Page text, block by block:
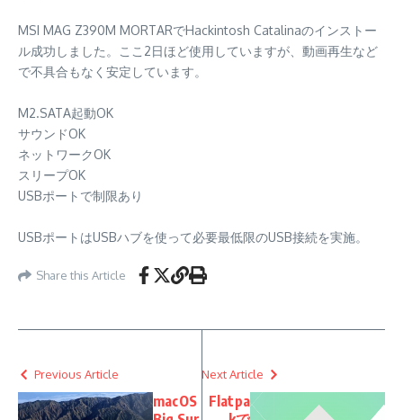
MSI MAG Z390M MORTARでHackintosh Catalinaのインストー
ル成功しました。ここ2日ほど使用していますが、動画再生など
で不具合もなく安定しています。
M2.SATA起動OK
サウンドOK
ネットワークOK
スリープOK
USBポートで制限あり
USBポートはUSBハブを使って必要最低限のUSB接続を実施。
Share this Article
Previous Article
macOS
Next Article
Flatpa